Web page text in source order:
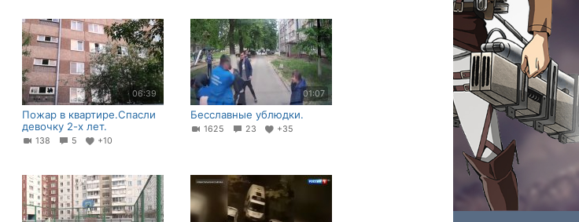
06:39
Пожар в квартире.Спасли
девочку 2-х лет.
138 5 +10
01:07
Бесславные ублюдки.
1625 23 +35